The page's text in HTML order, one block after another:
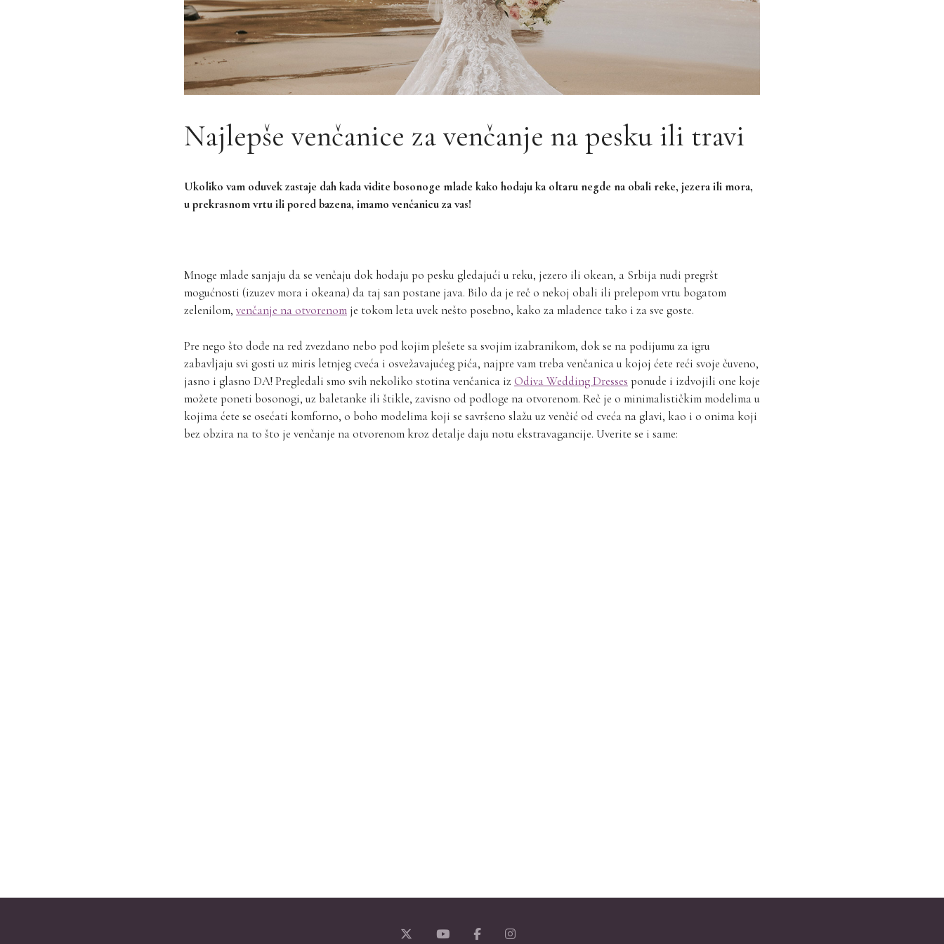
Najlepše venčanice za venčanje na pesku ili travi
Ukoliko vam oduvek zastaje dah kada vidite bosonoge mlade kako hodaju ka oltaru negde na obali reke, jezera ili mora,
u prekrasnom vrtu ili pored bazena, imamo venčanicu za vas!
Mnoge mlade sanjaju da se venčaju dok hodaju po pesku gledajući u reku, jezero ili okean, a Srbija nudi pregršt
mogućnosti (izuzev mora i okeana) da taj san postane java. Bilo da je reč o nekoj obali ili prelepom vrtu bogatom
zelenilom, venčanje na otvorenom je tokom leta uvek nešto posebno, kako za mladence tako i za sve goste.
Pre nego što dođe na red zvezdano nebo pod kojim plešete sa svojim izabranikom, dok se na podijumu za igru
zabavljaju svi gosti uz miris letnjeg cveća i osvežavajućeg pića, najpre vam treba venčanica u kojoj ćete reći svoje čuveno,
jasno i glasno DA! Pregledali smo svih nekoliko stotina venčanica iz Odiva Wedding Dresses ponude i izdvojili one koje
možete poneti bosonogi, uz baletanke ili štikle, zavisno od podloge na otvorenom. Reč je o minimalističkim modelima u
kojima ćete se osećati komforno, o boho modelima koji se savršeno slažu uz venčić od cveća na glavi, kao i o onima koji
bez obzira na to što je venčanje na otvorenom kroz detalje daju notu ekstravagancije. Uverite se i same: